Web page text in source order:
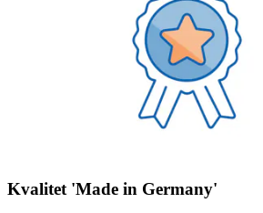
Kvalitet 'Made in Germany'